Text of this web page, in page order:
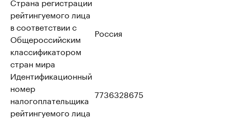
рейтингуемого лица
в соответствии с
Общероссийским
классификатором
стран мира
Россия
Идентификационный
номер
налогоплательщика
рейтингуемого лица
7736328675